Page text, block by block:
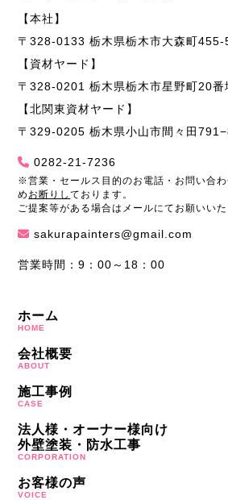
【本社】
〒328-0133 栃木県栃木市大森町455-
【資材ヤード】
〒328-0201 栃木県栃木市星野町20番
【北関東資材ヤード】
〒329-0205 栃木県小山市間々田
0282-21-7236
※営業・セールス目的のお電話・お問い合
め お断りしております。
ご提案等がある場合はメールにてお願いいた
sakurapainters@gmail.com
営業時間：9：00～18：00
ホーム
HOME
会社概要
ABOUT
施工事例
CASE
法人様・オーナー様向け
外壁塗装・防水工事
CORPORATION
お客様の声
VOICE